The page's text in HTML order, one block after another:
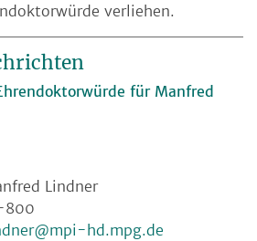
verliehen.
für Manfred
Lindner
800
hd.mpg.de